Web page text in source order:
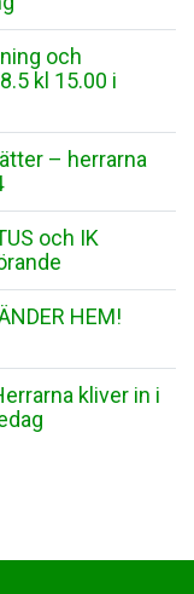
och
kl 15.00 i
– herrarna
och IK
HEM!
kliver in i